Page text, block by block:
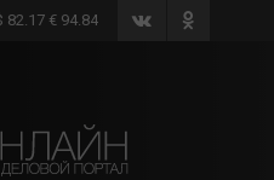
82.17 € 94.84